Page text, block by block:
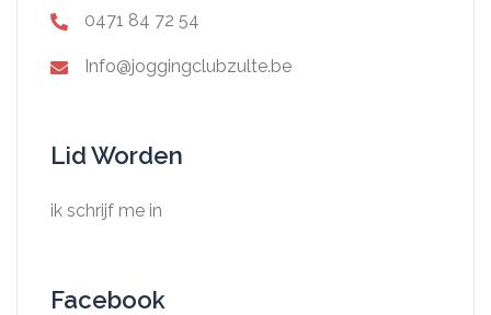
0471 84 72 54
Info@joggingclubzulte.be
Lid Worden
ik schrijf me in
Facebook